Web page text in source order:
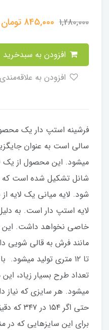
1,280,000
845,000تومان
فرشینه استپ دار یک
سالی است به عنوان
میشود. این محصول از یک
شانل تشکیل شده است که
شود. لایه میانی یک لایه
لایه استپ دار است. به
خاصی نخواهد داشت. این
مانند فرش به قالی شویی
تا ۱۲ متری تولید
تعداد طرح بسیار زیاد،
میشود. هر سایزی که نیاز
حتی اگر
برای این سایزهایی که در